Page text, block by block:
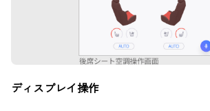
ディスプレイ操作